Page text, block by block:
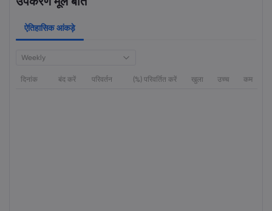
ऐतिहासिक आंकड़े
Weekly
दिनांक बंद करें परिवर्तन (%) परिवर्तित करें खुला उच्च कम